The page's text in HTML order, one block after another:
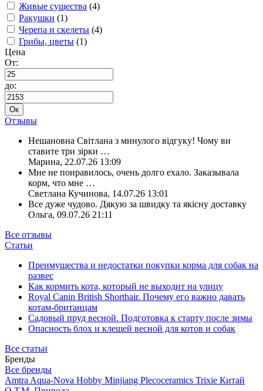
Живые существа (4)
Ракушки (1)
Черепа и скелеты (4)
Грибы, цветы (1)
Цена
От:
до:
Ок
Отзывы
Нешановна Світлана з минулого відгуку! Чому ви
ставите три зірки …
Марина, 22.07.26 13:09
Мне не понравилось, очень долго ехало. Заказывала
корм, что мне …
Светлана Кучинова, 14.07.26 13:01
Все дуже чудово. Дякую за швидку та якісну доставку
Ольга, 09.07.26 21:11
Все отзывы
Статьи
Преимущества и недостатки покупки корма для собак на
развес
Как кормить кота, который не выходит на улицу
Royal Canin British Shorthair. Почему его важно давать
котам-британцам
Садовый пруд весной. Подготовка к старту после зимы
Опасность блох и клещей весной для котов и собак
Все статьи
Бренды
Все бренды
Amtra Aqua-Nova Hobby Minjiang Plecoceramics Trixie Китай